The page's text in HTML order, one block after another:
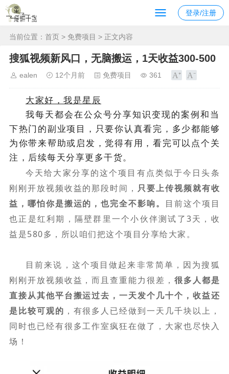
登录/注册
当前位置： 首页 > 免费项目 > 正文内容
搜狐视频新风口，无脑搬运，1天收益300-500
ealen 12个月前 免费项目 361
大家好，我是星辰
我每天都会在公众号分享知识变现的案例和当
下热门的副业项目，只要你认真看完，多少都能够
为你带来帮助或启发，觉得有用，看完可以点个关
注，后续每天分享更多干货。
今天给大家分享的这个项目有点类似于今日头条
刚刚开放视频收益的那段时间， 只要上传视频就有收
益，哪怕你是搬运的，也完全不影响。 目前这个项目
也正是红利期，隔壁群里一个小伙伴测试了3天，收
益是580多，所以咱们把这个项目分享给大家。
目前来说，这个项目做起来非常简单，因为搜狐
刚刚开放视频收益，而且查重能力很差， 很多人都是
直接从其他平台搬运过去，一天发个几十个，收益还
是比较可观的 ，有很多人已经做到一天几千块以上，
同时也已经有很多工作室疯狂在做了，大家也尽快入
场！